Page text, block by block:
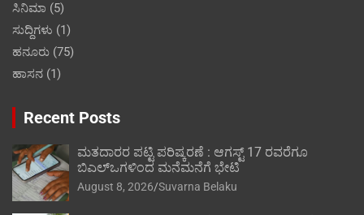
ಸಿನಿಮಾ (5)
ಸುದ್ದಿಗಳು (1)
ಹನೂರು (75)
ಹಾಸನ (1)
Recent Posts
ಮತದಾರರ ಪಟ್ಟಿ ಪರಿಷ್ಕರಣೆ : ಆಗಸ್ಟ್ 17 ರವರೆಗೂ
ಬಿಎಲ್‍ಒಗಳಿಂದ ಮನೆಮನೆಗೆ ಭೇಟಿ
August 8, 2026 Suvarna Belaku